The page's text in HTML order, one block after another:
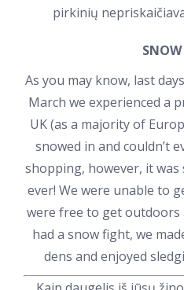
pirkinių
As you may know, last
March we experienced a
UK (as a majority of
snowed in and couldn’t
shopping, however, it
ever! We were unable to
were free to get outdoors
had a snow fight, we
dens and enjoyed